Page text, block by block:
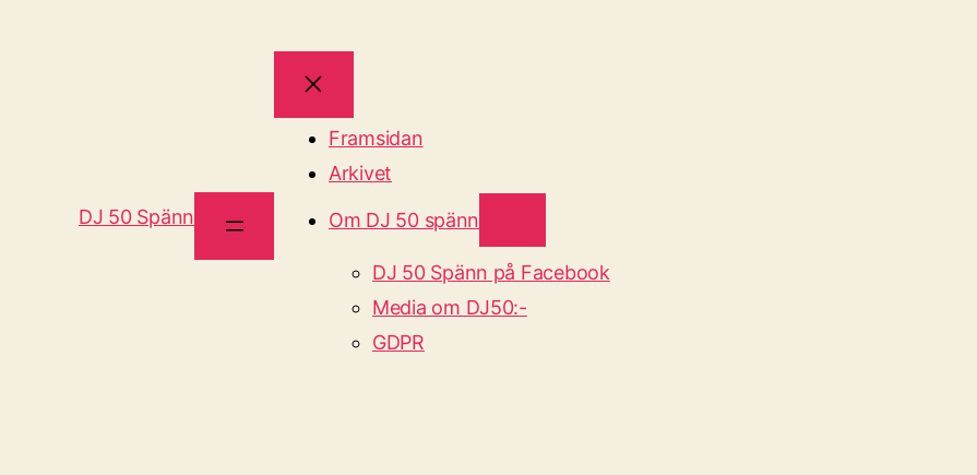
DJ 50 Spänn
Framsidan
Arkivet
Om DJ 50 spänn
DJ 50 Spänn på Facebook
Media om DJ50:-
GDPR